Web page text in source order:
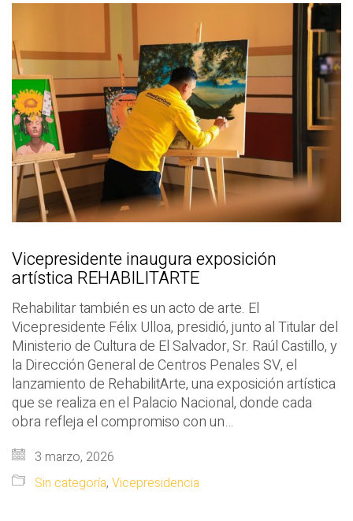
Vicepresidente inaugura exposición
artística REHABILITARTE
Rehabilitar también es un acto de arte. El
Vicepresidente Félix Ulloa, presidió, junto al Titular del
Ministerio de Cultura de El Salvador, Sr. Raúl Castillo, y
la Dirección General de Centros Penales SV, el
lanzamiento de RehabilitArte, una exposición artística
que se realiza en el Palacio Nacional, donde cada
obra refleja el compromiso con un…
3 marzo, 2026
Sin categoría, Vicepresidencia